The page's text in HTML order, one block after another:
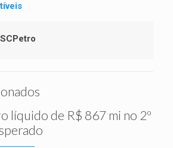
SCPetro
líquido de R$ 867 mi no 2º